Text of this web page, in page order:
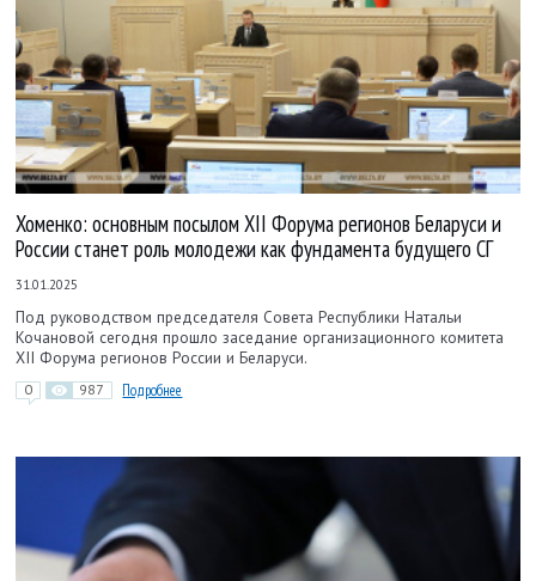
Хоменко: основным посылом XII Форума регионов Беларуси и
России станет роль молодежи как фундамента будущего СГ
31.01.2025
Под руководством председателя Совета Республики Натальи
Кочановой сегодня прошло заседание организационного комитета
XII Форума регионов России и Беларуси.
0 987 Подробнее